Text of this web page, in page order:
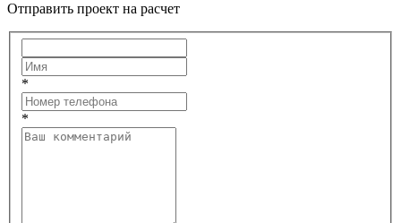
Отправить проект на расчет
*
*